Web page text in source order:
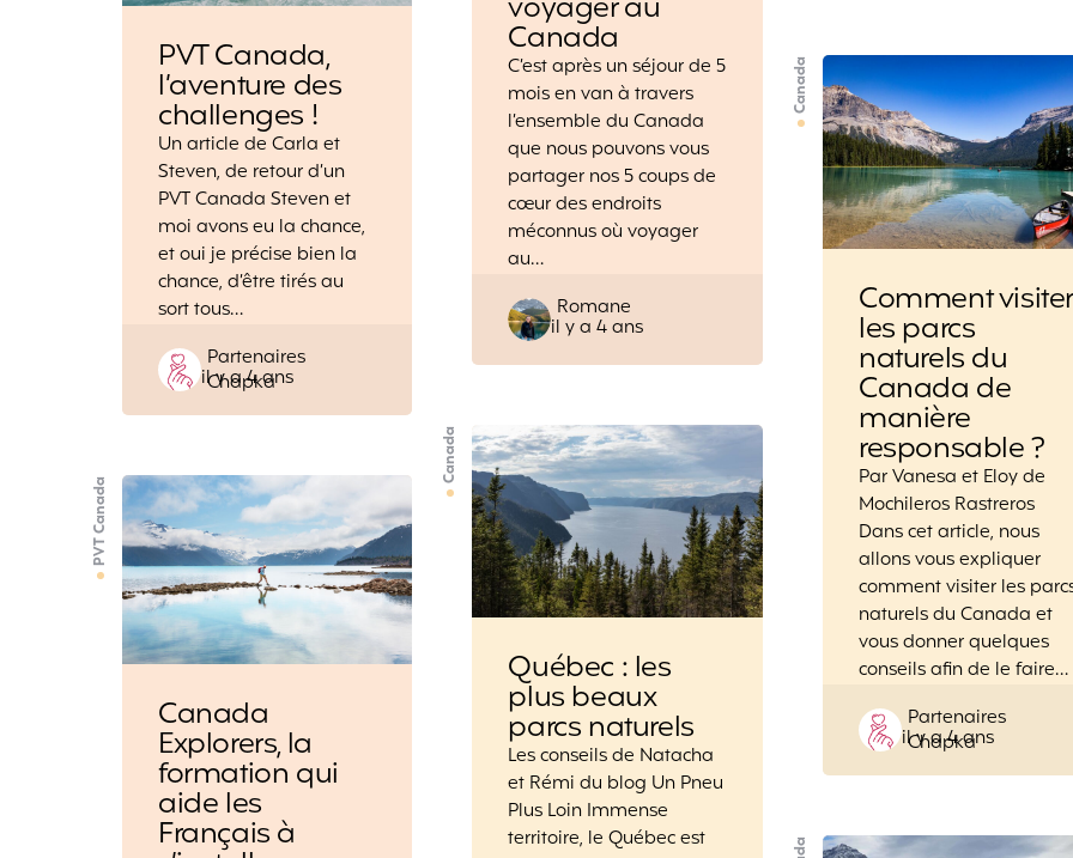
voyager au
Canada
C’est après un séjour de 5
mois en van à travers
l’ensemble du Canada
que nous pouvons vous
partager nos 5 coups de
cœur des endroits
méconnus où voyager
au…
Posted
by
Romane
il y a 4 ans
PVT Canada,
l’aventure des
challenges !
Un article de Carla et
Steven, de retour d’un
PVT Canada Steven et
moi avons eu la chance,
et oui je précise bien la
chance, d’être tirés au
sort tous…
Posted
by
Partenaires
Chapka
il y a 4 ans
Canada
Comment visiter
les parcs
naturels du
Canada de
manière
responsable ?
Par Vanesa et Eloy de
Mochileros Rastreros
Dans cet article, nous
allons vous expliquer
comment visiter les
naturels du Canada et
vous donner quelques
conseils afin de le faire…
Posted
by
Partenaires
Chapka
il y a 4 ans
Canada
Québec : les
plus beaux
parcs naturels
Les conseils de Natacha
et Rémi du blog Un Pneu
Plus Loin Immense
territoire, le Québec est
PVT Canada
Canada
Explorers, la
formation qui
aide les
Français à